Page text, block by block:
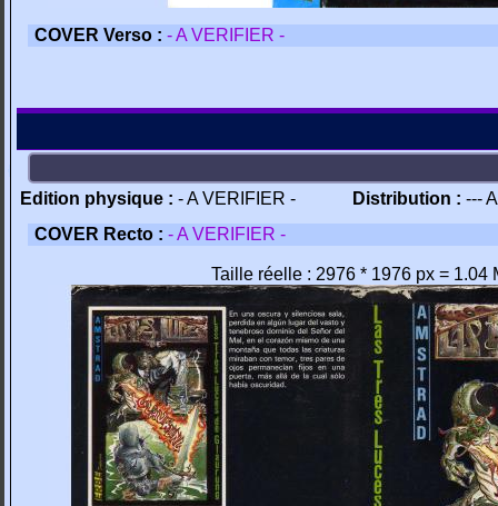
COVER Verso : - A VERIFIER -
Edition physique : - A VERIFIER - Distribution : ---
COVER Recto : - A VERIFIER -
Taille réelle : 2976 * 1976 px = 1.04